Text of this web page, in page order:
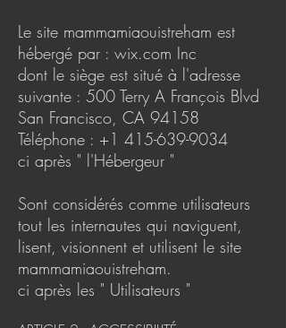
Le site mammamiaouistreham est
hébergé par : wix.com Inc
dont le siège est situé à l'adresse
suivante : 500 Terry A François Blvd
San Francisco, CA 94158
Téléphone : +1 415-639-9034
ci après " l'Hébergeur "
Sont considérés comme utilisateurs
tout les internautes qui naviguent,
lisent, visionnent et utilisent le site
mammamiaouistreham.
ci après les " Utilisateurs "